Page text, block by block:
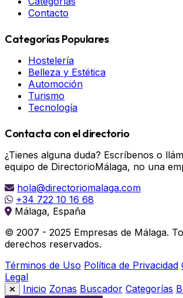
Contacto
Categorías Populares
Hostelería
Belleza y Estética
Automoción
Turismo
Tecnología
Contacta con el directorio
¿Tienes alguna duda? Escríbenos o
equipo de DirectorioMálaga, no una
hola@directoriomalaga.com
+34 722 10 16 68
Málaga, España
© 2007 - 2025 Empresas de Málaga.
derechos reservados.
Términos de Uso Política de Privacidad
Legal
Inicio Zonas Buscador Categorías